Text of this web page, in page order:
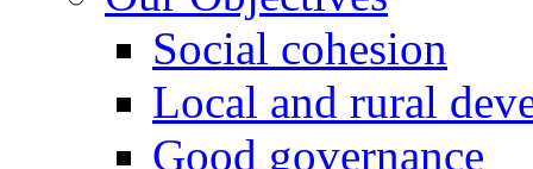
Social cohesion
Local and rural
Good governance